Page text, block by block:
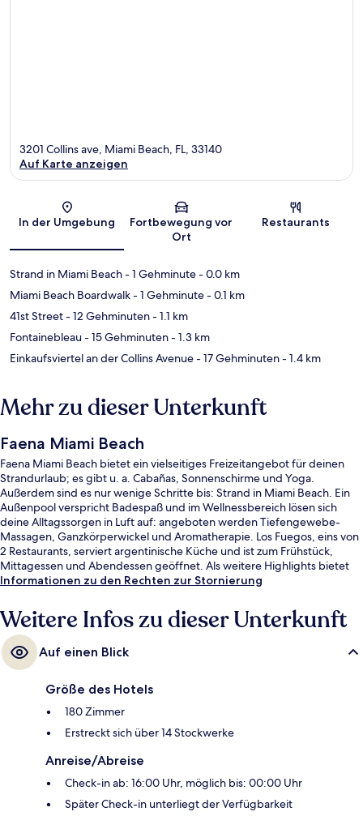
Karte
3201 Collins ave, Miami Beach, FL, 33140
Auf Karte anzeigen
In der Umgebung
Fortbewegung vor
Ort
Restaurants
Strand in Miami Beach- 1 Gehminute- 0.0 km
Miami Beach Boardwalk- 1 Gehminute- 0.1 km
41st Street- 12 Gehminuten- 1.1 km
Fontainebleau- 15 Gehminuten- 1.3 km
Einkaufsviertel an der Collins Avenue- 17 Gehminuten- 1.4 km
Mehr zu dieser Unterkunft
Faena Miami Beach
Faena Miami Beach bietet ein vielseitiges Freizeitangebot für deinen
Strandurlaub; es gibt u. a. Cabañas, Sonnenschirme und Yoga.
Außerdem sind es nur wenige Schritte bis: Strand in Miami Beach. Ein
Außenpool verspricht Badespaß und im Wellnessbereich lösen sich
deine Alltagssorgen in Luft auf: angeboten werden Tiefengewebe-
Massagen, Ganzkörperwickel und Aromatherapie. Los Fuegos, eins von
2 Restaurants, serviert argentinische Küche und ist zum Frühstück,
Mittagessen und Abendessen geöffnet. Als weitere Highlights bietet
dieses Hotel im luxuriösen Stil 2 Bars/Lounges, einen Nachtclub und
Personal zu berichten.
Informationen zu den Rechten zur Stornierung
Weitere Infos zu dieser Unterkunft
Auf einen Blick
Größe des Hotels
180 Zimmer
Erstreckt sich über 14 Stockwerke
Anreise/Abreise
Check-in ab: 16:00 Uhr, möglich bis: 00:00 Uhr
Später Check-in unterliegt der Verfügbarkeit